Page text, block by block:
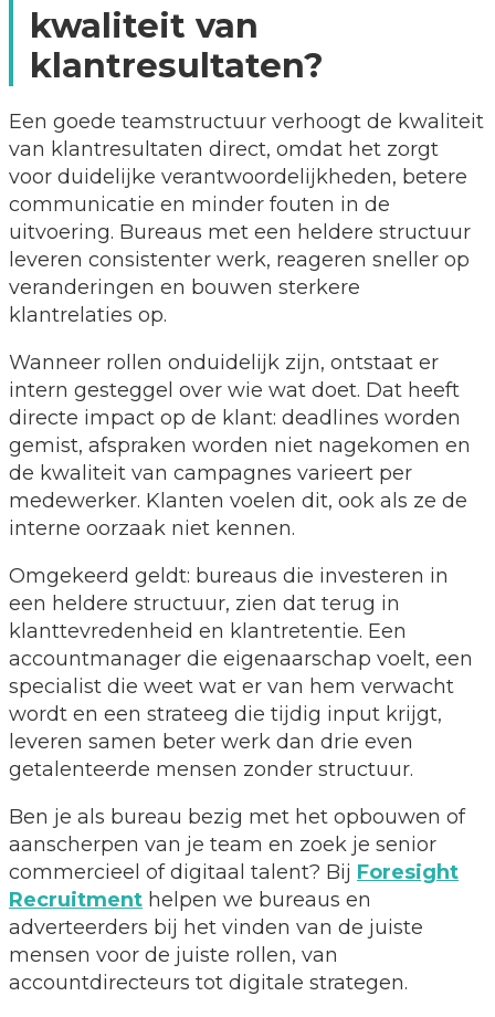
kwaliteit van
klantresultaten?
Een goede teamstructuur verhoogt de kwaliteit
van klantresultaten direct, omdat het zorgt
voor duidelijke verantwoordelijkheden, betere
communicatie en minder fouten in de
uitvoering. Bureaus met een heldere structuur
leveren consistenter werk, reageren sneller op
veranderingen en bouwen sterkere
klantrelaties op.
Wanneer rollen onduidelijk zijn, ontstaat er
intern gesteggel over wie wat doet. Dat heeft
directe impact op de klant: deadlines worden
gemist, afspraken worden niet nagekomen en
de kwaliteit van campagnes varieert per
medewerker. Klanten voelen dit, ook als ze de
interne oorzaak niet kennen.
Omgekeerd geldt: bureaus die investeren in
een heldere structuur, zien dat terug in
klanttevredenheid en klantretentie. Een
accountmanager die eigenaarschap voelt, een
specialist die weet wat er van hem verwacht
wordt en een strateeg die tijdig input krijgt,
leveren samen beter werk dan drie even
getalenteerde mensen zonder structuur.
Ben je als bureau bezig met het opbouwen of
aanscherpen van je team en zoek je senior
commercieel of digitaal talent? Bij Foresight
Recruitment helpen we bureaus en
adverteerders bij het vinden van de juiste
mensen voor de juiste rollen, van
accountdirecteurs tot digitale strategen.